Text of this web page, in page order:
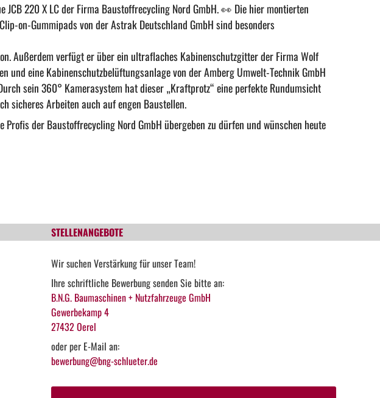
JCB 220 X LC der Firma Baustoffrecycling Nord GmbH.👀 Die hier montierten
on-Gummipads von derAstrak Deutschland GmbHsind besonders
Außerdem verfügt er über ein ultraflaches Kabinenschutzgitter der FirmaWolf
und eine Kabinenschutzbelüftungsanlage von derAmberg Umwelt-Technik GmbH
sein 360° Kamerasystem hat dieser „Kraftprotz“ eine perfekte Rundumsicht
sicheres Arbeiten auch auf engen Baustellen.
der Baustoffrecycling Nord GmbH übergeben zu dürfen und wünschen heute
STELLENANGEBOTE
Wir suchen Verstärkung für unser Team!
Ihre schriftliche Bewerbung senden Sie bitte an:
B.N.G. Baumaschinen + Nutzfahrzeuge GmbH
Gewerbekamp 4
27432 Oerel
oder per E-Mail an:
bewerbung@bng-schlueter.de